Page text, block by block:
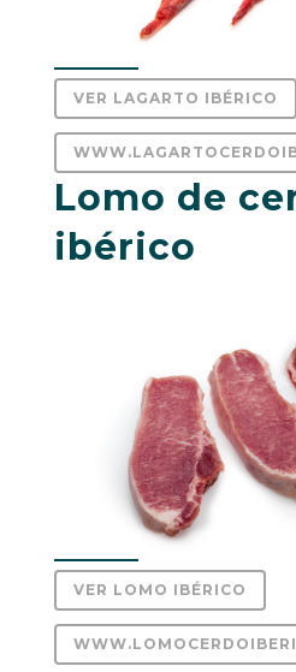
VER LAGARTO IBÉRICO
Lomo de
ibérico
VER LOMO IBÉRICO